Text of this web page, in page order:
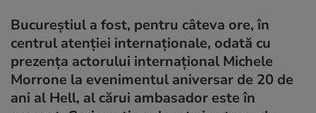
Bucureștiul a fost, pentru câteva ore, în
centrul atenției internaționale, odată cu
prezența actorului internațional Michele
Morrone la evenimentul aniversar de 20 de
ani al Hell, al cărui ambasador este în